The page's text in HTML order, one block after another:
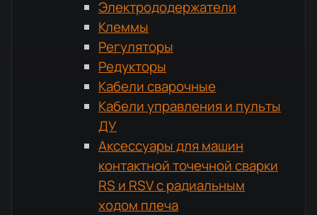
Электрододержатели
Клеммы
Регуляторы
Редукторы
Кабели сварочные
Кабели управления и пульты
ДУ
Аксессуары для машин
контактной точечной сварки
RS и RSV с радиальным
ходом плеча